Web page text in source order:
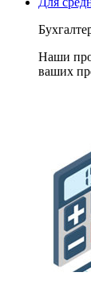
Наши
ваших